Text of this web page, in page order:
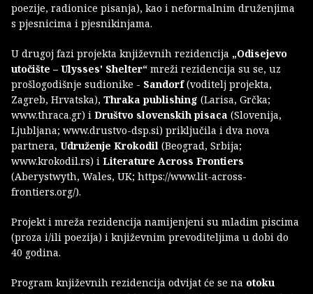
poezije, radionice pisanja), kao i neformalnim druženjima
s pjesnicima i pjesnikinjama.
U drugoj fazi projekta književnih rezidencija „Odisejevo
utočište – Ulysses' Shelter“ mreži rezidencija su se, uz
prošlogodišnje sudionike - Sandorf(voditelj projekta,
Zagreb, Hrvatska), Thraka publishing (Larisa, Grčka;
www.thraca.gr) i Društvo slovenskih pisaca (Slovenija,
Ljubljana; www.drustvo-dsp.si) priključila i dva nova
partnera, Udruženje Krokodil (Beograd, Srbija;
www.krokodil.rs) i Literature Across Frontiers
(Aberystwyth, Wales, UK; https://www.lit-across-
frontiers.org/).
Projekt i mreža rezidencija namijenjeni su mladim piscima
(proza i/ili poezija) i književnim prevoditeljima u dobi do
40 godina.
Program književnih rezidencija odvijat će se na otoku